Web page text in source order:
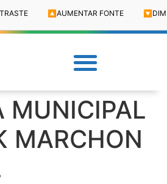
🔼 AUMENTAR FONTE 🔽
MUNICIPAL
MARCHON